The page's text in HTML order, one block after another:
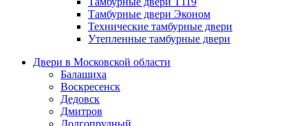
Тамбурные двери Эконом
Технические тамбурные двери
Утепленные тамбурные двери
Двери в Московской области
Балашиха
Воскресенск
Дедовск
Дмитров
Долгопрудный